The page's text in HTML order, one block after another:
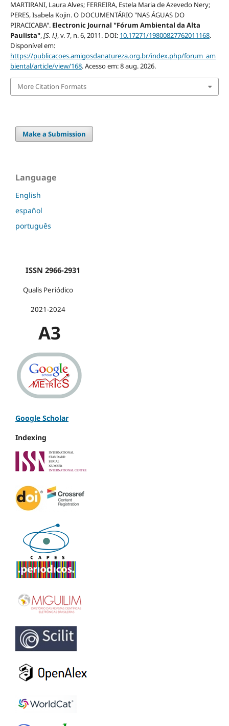
MARTIRANI, Laura Alves; FERREIRA, Estela Maria de Azevedo Nery;
PERES, Isabela Kojin. O DOCUMENTÁRIO "NAS ÁGUAS DO
PIRACICABA". Electronic Journal "Fórum Ambiental da Alta
Paulista",[S. l.], v. 7, n. 6, 2011. DOI: 10.17271/19800827762011168.
Disponível em:
https://publicacoes.amigosdanatureza.org.br/index.php/forum_am
biental/article/view/168. Acesso em: 8 aug. 2026.
More Citation Formats
Make a Submission
Language
English
español
português
ISSN 2966-2931
Qualis Periódico
2021-2024
A3
Google Scholar
Indexing